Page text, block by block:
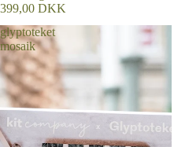
399,00 DKK
glyptoteket
mosaik